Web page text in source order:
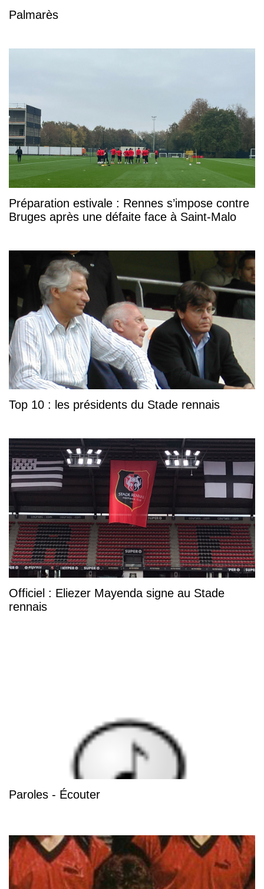
Palmarès
Préparation estivale : Rennes s’impose contre
Bruges après une défaite face à Saint-Malo
Top 10 : les présidents du Stade rennais
Officiel : Eliezer Mayenda signe au Stade
rennais
Paroles - Écouter